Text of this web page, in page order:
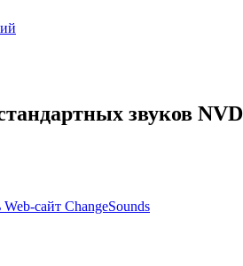
звуков
сайт ChangeSounds